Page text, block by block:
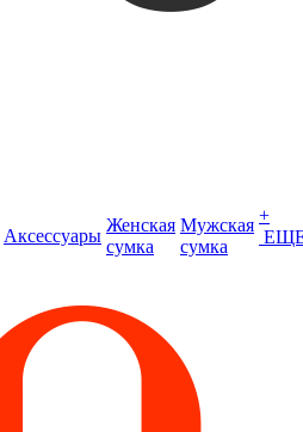
Аксессуары
Женская
сумка
Мужская
сумка
+